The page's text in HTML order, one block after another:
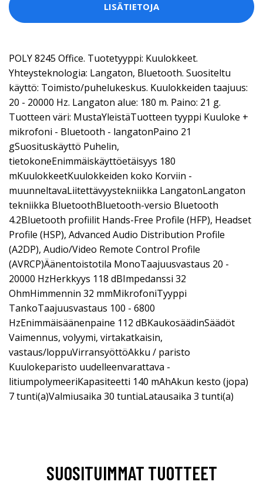
LISÄTIETOJA
POLY 8245 Office. Tuotetyyppi: Kuulokkeet.
Yhteysteknologia: Langaton, Bluetooth. Suositeltu
käyttö: Toimisto/puhelukeskus. Kuulokkeiden taajuus:
20 - 20000 Hz. Langaton alue: 180 m. Paino: 21 g.
Tuotteen väri: MustaYleistäTuotteen tyyppi Kuuloke +
mikrofoni - Bluetooth - langatonPaino 21
gSuosituskäyttö Puhelin,
tietokoneEnimmäiskäyttöetäisyys 180
mKuulokkeetKuulokkeiden koko Korviin -
muunneltavaLiitettävyystekniikka LangatonLangaton
tekniikka BluetoothBluetooth-versio Bluetooth
4.2Bluetooth profiilit Hands-Free Profile (HFP), Headset
Profile (HSP), Advanced Audio Distribution Profile
(A2DP), Audio/Video Remote Control Profile
(AVRCP)Äänentoistotila MonoTaajuusvastaus 20 -
20000 HzHerkkyys 118 dBImpedanssi 32
OhmHimmennin 32 mmMikrofoniTyyppi
TankoTaajuusvastaus 100 - 6800
HzEnimmäisäänenpaine 112 dBKaukosäädinSäädöt
Vaimennus, volyymi, virtakatkaisin,
vastaus/loppuVirransyöttöAkku / paristo
Kuulokeparisto uudelleenvarattava -
litiumpolymeeriKapasiteetti 140 mAhAkun kesto (jopa)
7 tunti(a)Valmiusaika 30 tuntiaLatausaika 3 tunti(a)
SUOSITUIMMAT TUOTTEET